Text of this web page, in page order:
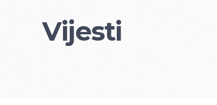
Vijesti